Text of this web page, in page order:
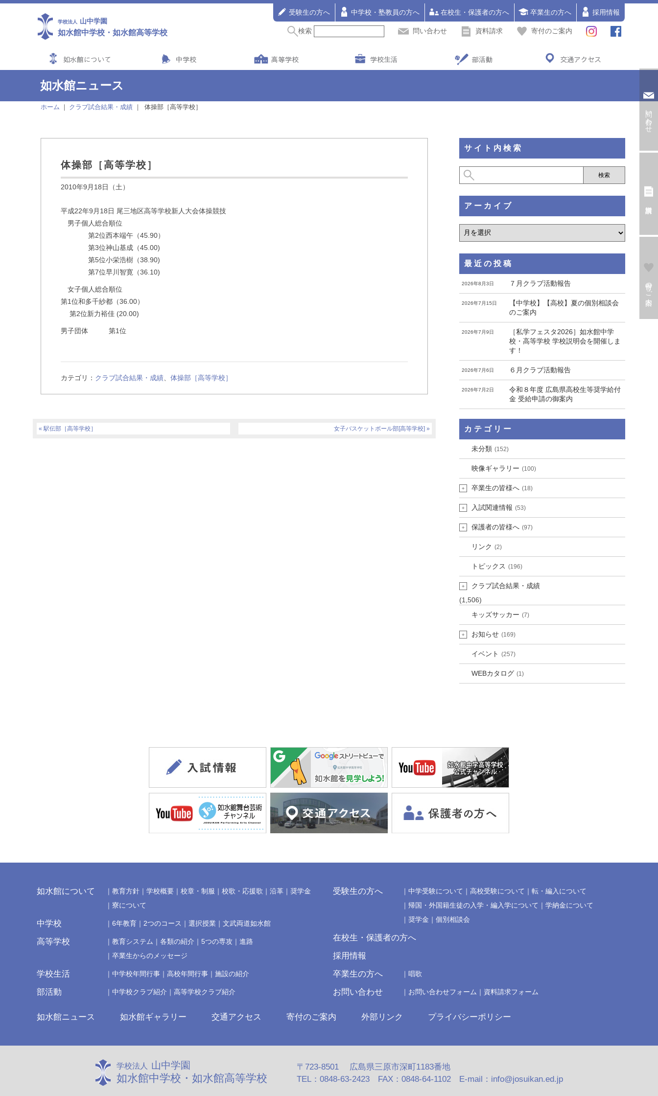
学校法人 山中学園
如水館中学校 ・如水館高等学校 検索 問い合わせ 資料請求 寄付のご案内
受験生の方へ 中学校・塾教員の方へ 在校生・保護者の方へ 卒業生の方へ 採用情報
如水館について 中学校 高等学校 学校生活 部活動 交通アクセス
問い合わせ
寄付のご案内
如水館ニュース
ホーム クラブ試合結果・成績 体操部［高等学校］
体操部［高等学校］
2010年9月18日（土）
平成22年9月18日 尾三地区高等学校新人大会体操競技
男子個人総合順位
第2位西本端午（45.90）
第3位神山基成（45.00)
第5位小栄浩樹（38.90)
第7位早川智寛（36.10)
女子個人総合順位
第1位和多千紗都（36.00）
第2位新力裕佳 (20.00)
男子団体 第1位
カテゴリ： クラブ試合結果・成績 、体操部［高等学校］
駅伝部［高等学校］ 女子バスケットボール部[高等学校]
サイト内検索
アーカイブ
最近の投稿
７月クラブ活動報告
2026年8月3日
【中学校】【高校】夏の個別相談会
のご案内
2026年7月15日
［私学フェスタ2026］如水館中学
校・高等学校 学校説明会を開催しま
す！
2026年7月9日
６月クラブ活動報告
2026年7月6日
令和８年度 広島県高校生等奨学給付
金 受給申請の御案内
2026年7月2日
カテゴリー
未分類 (152)
映像ギャラリー (100)
卒業生の皆様へ (18)
入試関連情報 (53)
保護者の皆様へ (97)
リンク (2)
トピックス (196)
クラブ試合結果・成績
(1,506)
キッズサッカー (7)
お知らせ (169)
イベント (257)
WEBカタログ (1)
如水館について 教育方針 学校概要 校章・制服 校歌・応援歌 沿革
奨学金
寮について
中学校 6年教育 2つのコース 選択授業 文武両道如水館
高等学校 教育システム 各類の紹介 5つの専攻
進路
卒業生からのメッセージ
学校生活 中学校年間行事 高校年間行事 施設の紹介
部活動 中学校クラブ紹介 高等学校クラブ紹介
受験生の方へ 中学受験について 高校受験について
転・編入について
帰国・外国籍生徒の入学・編入学について
学納金について
奨学金
個別相談会
在校生・保護者の方へ
採用情報
卒業生の方へ
唱歌
お問い合わせ お問い合わせフォーム 資料請求フォーム
如水館ニュース 如水館ギャラリー 交通アクセス 寄付のご案内 外部リンク プライバシーポリシー
学校法人 山中学園
如水館中学校・如水館高等学校
〒723-8501 広島県三原市深町1183番地
TEL：0848-63-2423 FAX：0848-64-1102 E-mail：info@josuikan.ed.jp